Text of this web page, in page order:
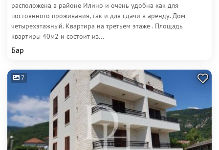
расположена в районе Илино и очень удобна как для
постоянного проживания, так и для сдачи в аренду. Дом
четырехэтажный. Квартира на третьем этаже . Площадь
квартиры 40м2 и состоит из...
Бар
7